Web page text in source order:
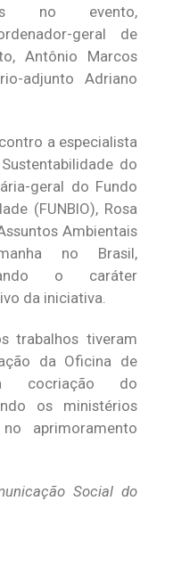
no evento,
geral de
Antônio Marcos
adjunto Adriano
a especialista
do
geral do Fundo
(FUNBIO), Rosa
Ambientais
no Brasil,
o caráter
da iniciativa.
trabalhos tiveram
da Oficina de
cocriação do
os ministérios
aprimoramento
Social do